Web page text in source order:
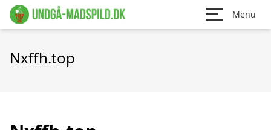
Menu
Nxffh.top